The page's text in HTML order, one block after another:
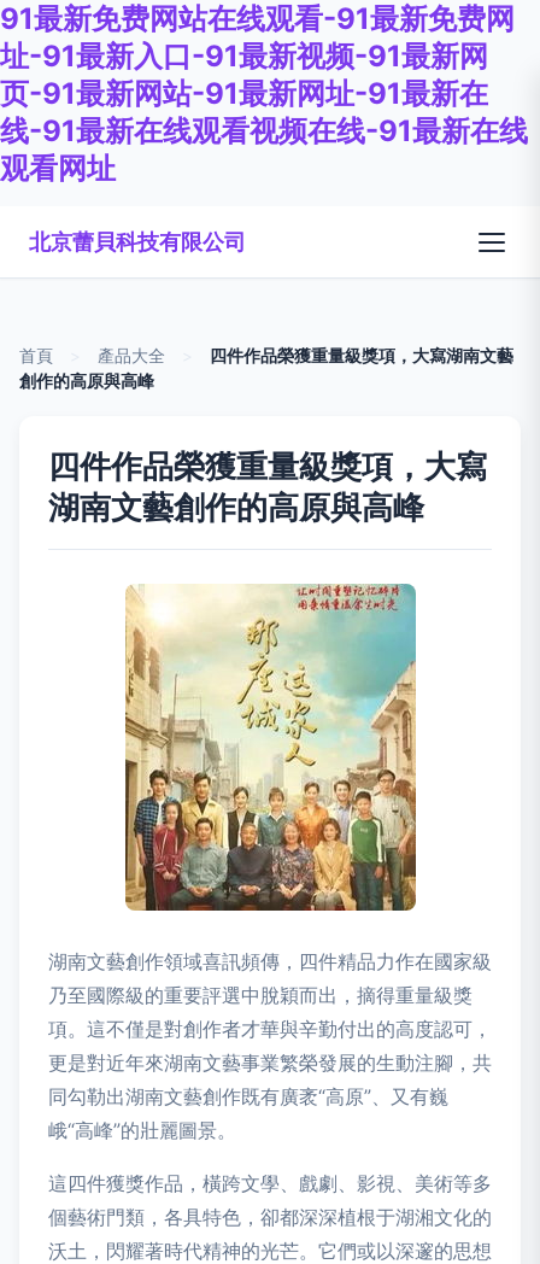
91最新免费网站在线观看-91最新免费网
址-91最新入口-91最新视频-91最新网
页-91最新网站-91最新网址-91最新在
线-91最新在线观看视频在线-91最新在线
观看网址
北京蕾貝科技有限公司
首頁 產品大全
四件作品榮獲重量級獎項，大寫湖南文藝
創作的高原與高峰
四件作品榮獲重量級獎項，大寫
湖南文藝創作的高原與高峰
湖南文藝創作領域喜訊頻傳，四件精品力作在國家級
乃至國際級的重要評選中脫穎而出，摘得重量級獎
項。這不僅是對創作者才華與辛勤付出的高度認可，
更是對近年來湖南文藝事業繁榮發展的生動注腳，共
同勾勒出湖南文藝創作既有廣袤“高原”、又有巍
峨“高峰”的壯麗圖景。
這四件獲獎作品，橫跨文學、戲劇、影視、美術等多
個藝術門類，各具特色，卻都深深植根于湖湘文化的
沃土，閃耀著時代精神的光芒。它們或以深邃的思想